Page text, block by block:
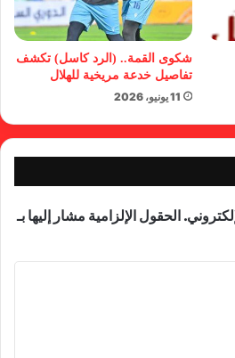
شكوى القمة.. (الرد كاسل) تكشف
تفاصيل خدعة مريخية للهلال
11 يونيو، 2026
الحقول الإلزامية مشار إليها بـ